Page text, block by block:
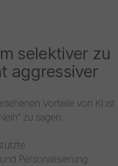
selektiver zu
aggressiver
Vorteile von KI ist
zu sagen.
Personalisierung